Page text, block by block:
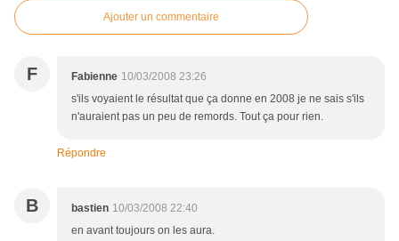
Ajouter un commentaire
F Fabienne 10/03/2008 23:26
s'ils voyaient le résultat que ça donne en 2008 je ne sais s'ils
n'auraient pas un peu de remords. Tout ça pour rien.
Répondre
B bastien 10/03/2008 22:40
en avant toujours on les aura.